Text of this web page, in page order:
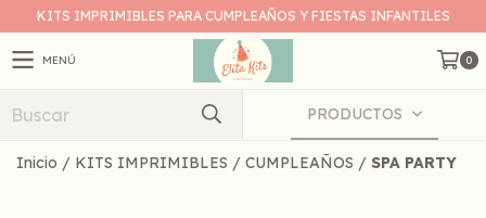
KITS IMPRIMIBLES PARA CUMPLEAÑOS Y FIESTAS INFANTILES
MENÚ 0
PRODUCTOS
Inicio / KITS IMPRIMIBLES / CUMPLEAÑOS / SPA PARTY